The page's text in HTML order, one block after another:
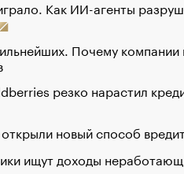
Как ИИ-агенты
Почему компании
резко нарастил
новый способ
ищут доходы